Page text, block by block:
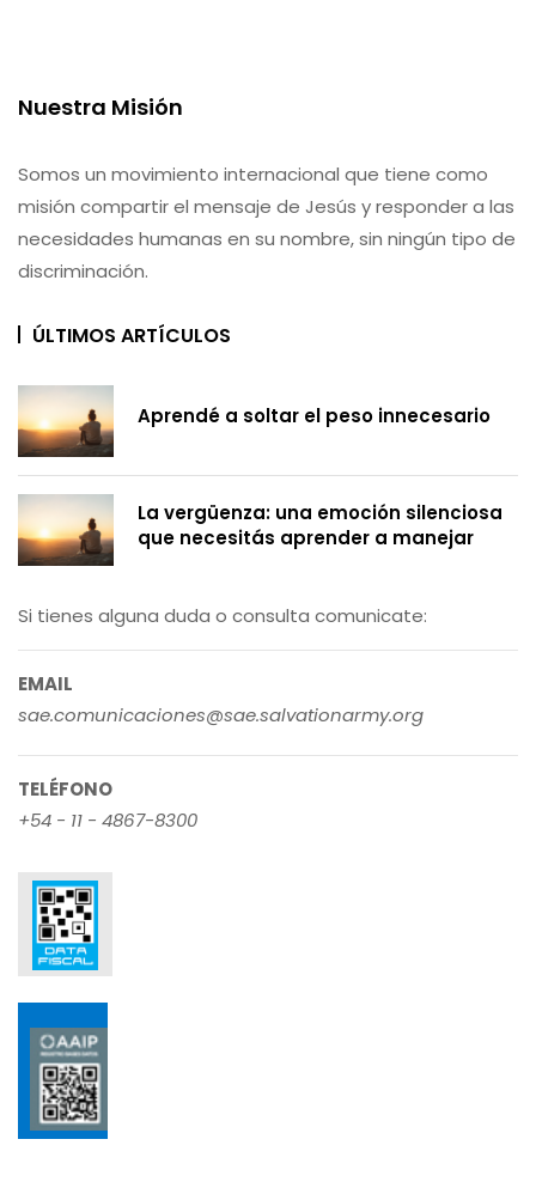
Nuestra Misión
Somos un movimiento internacional que tiene como
misión compartir el mensaje de Jesús y responder a las
necesidades humanas en su nombre, sin ningún tipo de
discriminación.
ÚLTIMOS ARTÍCULOS
Aprendé a soltar el peso innecesario
La vergüenza: una emoción silenciosa
que necesitás aprender a manejar
Si tienes alguna duda o consulta comunicate:
EMAIL
sae.comunicaciones@sae.salvationarmy.org
TELÉFONO
+54 - 11 - 4867-8300